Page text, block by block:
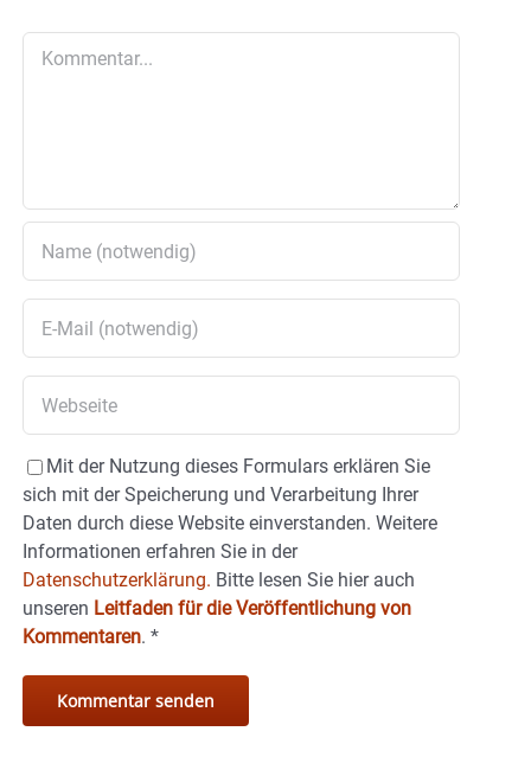
Mit der Nutzung dieses Formulars erklären Sie
sich mit der Speicherung und Verarbeitung Ihrer
Daten durch diese Website einverstanden. Weitere
Informationen erfahren Sie in der
Datenschutzerklärung. Bitte lesen Sie hier auch
unseren Leitfaden für die Veröffentlichung von
Kommentaren. *